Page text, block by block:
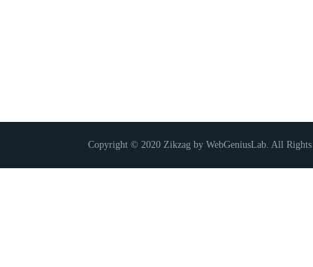
Copyright © 2020 Zikzag by WebGeniusLab. All Rights